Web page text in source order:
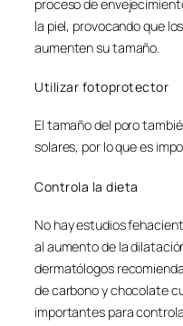
proceso de
la piel, provocando que
aumenten su tamaño.
Utilizar fotoprotector
El tamaño del poro
solares, por lo que es
Controla la dieta
No hay estudios
al aumento de la
dermatólogos
de carbono y chocolate
importantes para